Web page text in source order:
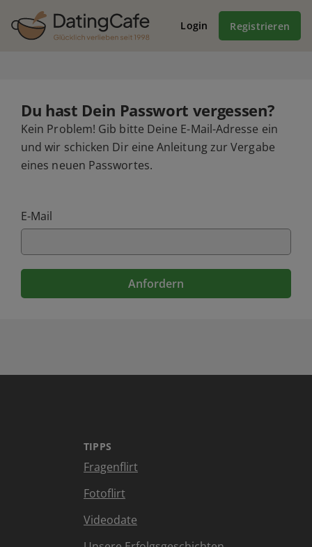
Login Registrieren
Du hast Dein Passwort vergessen?
Kein Problem! Gib bitte Deine E-Mail-Adresse ein
und wir schicken Dir eine Anleitung zur Vergabe
eines neuen Passwortes.
E-Mail
Anfordern
TIPPS
Fragenflirt
Fotoflirt
Videodate